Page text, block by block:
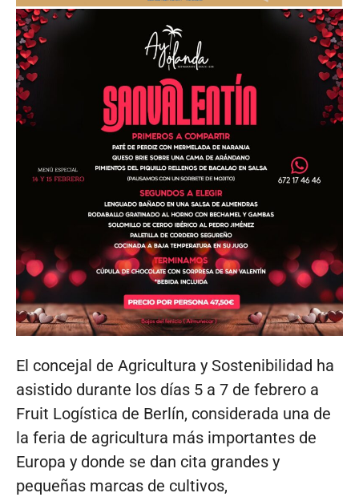
El concejal de Agricultura y Sostenibilidad ha
asistido durante los días 5 a 7 de febrero a
Fruit Logística de Berlín, considerada una de
la feria de agricultura más importantes de
Europa y donde se dan cita grandes y
pequeñas marcas de cultivos,